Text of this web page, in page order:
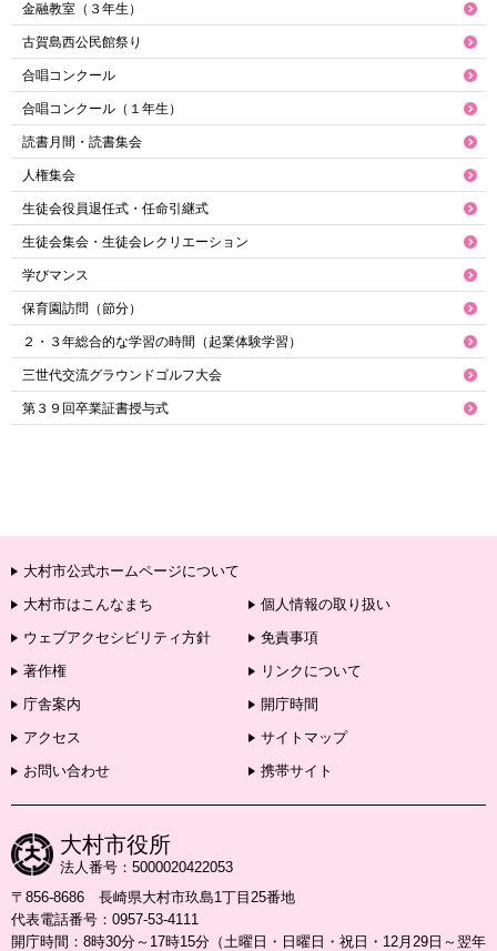
金融教室（３年生）
古賀島西公民館祭り
合唱コンクール
合唱コンクール（１年生）
読書月間・読書集会
人権集会
生徒会役員退任式・任命引継式
生徒会集会・生徒会レクリエーション
学びマンス
保育園訪問（節分）
２・３年総合的な学習の時間（起業体験学習）
三世代交流グラウンドゴルフ大会
第３９回卒業証書授与式
大村市公式ホームページについて
大村市はこんなまち
個人情報の取り扱い
ウェブアクセシビリティ方針
免責事項
著作権
リンクについて
庁舎案内
開庁時間
アクセス
サイトマップ
お問い合わせ
携帯サイト
大村市役所
法人番号：5000020422053
〒856-8686 長崎県大村市玖島1丁目25番地
代表電話番号：0957-53-4111
開庁時間：8時30分～17時15分（土曜日・日曜日・祝日・12月29日～翌年